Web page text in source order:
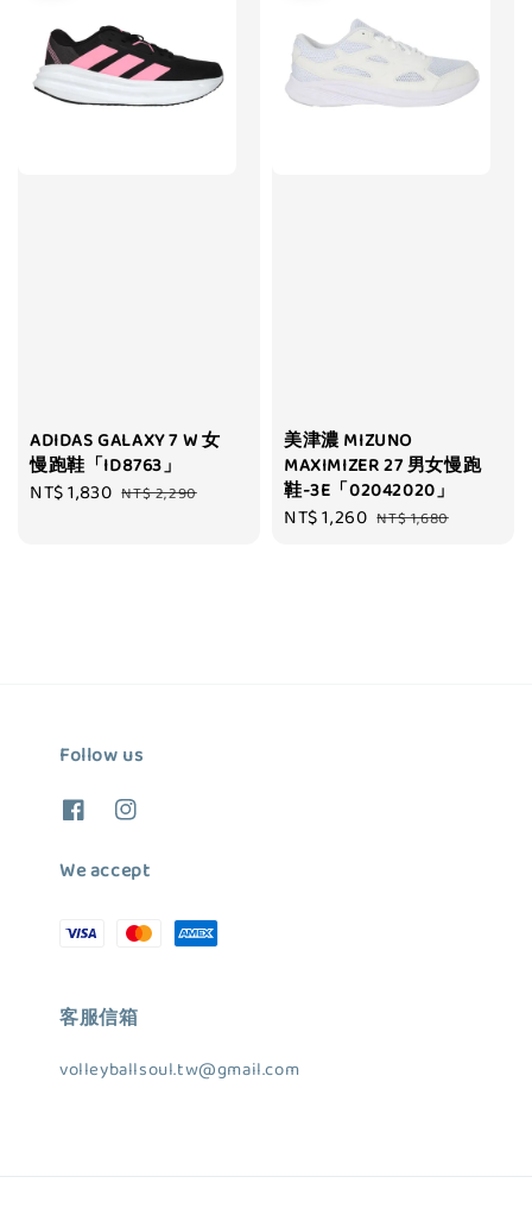
ADIDAS GALAXY 7 W 女
慢跑鞋「ID8763」
Sale
NT$ 1,830 Regular
NT$ 2,290
美津濃 MIZUNO
MAXIMIZER 27 男女慢跑
鞋-3E「02042020」
Sale
NT$ 1,260 Regular
NT$ 1,680
Follow us
We accept
客服信箱
volleyballsoul.tw@gmail.com